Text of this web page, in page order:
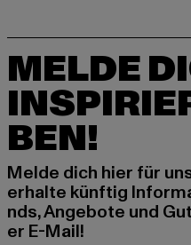
MELDE
BEN!
Melde dich hier für
erhalte künftig
nds, Angebote und
er E-Mail!